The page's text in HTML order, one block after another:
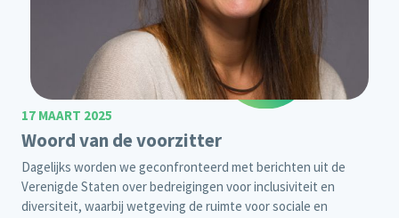
17 MAART 2025
Woord van de voorzitter
Dagelijks worden we geconfronteerd met berichten uit de
Verenigde Staten over bedreigingen voor inclusiviteit en
diversiteit, waarbij wetgeving de ruimte voor sociale en